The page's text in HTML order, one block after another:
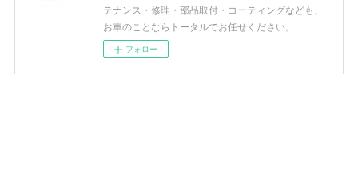
テナンス・修理・部品取付・コーティングなども、
お車のことならトータルでお任せください。
フォロー